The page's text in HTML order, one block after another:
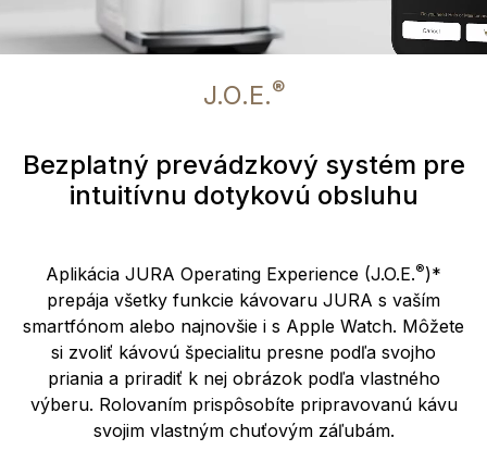
J.O.E.®
Bezplatný prevádzkový systém pre
intuitívnu dotykovú obsluhu
Aplikácia JURA Operating Experience (J.O.E.®)*
prepája všetky funkcie kávovaru JURA s vaším
smartfónom alebo najnovšie i s Apple Watch. Môžete
si zvoliť kávovú špecialitu presne podľa svojho
priania a priradiť k nej obrázok podľa vlastného
výberu. Rolovaním prispôsobíte pripravovanú kávu
svojim vlastným chuťovým záľubám.